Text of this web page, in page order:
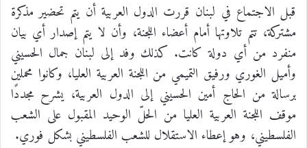
قبل الاجتماع في لبنان قررت الدول العربية أن يتم تحضير مذكرة
مشتركة، تتم تلاوتها أمام أعضاء اللجنة، وأن لا يتم إصدار أي بيان
منفرد من أي دولة كانت. كذلك وفد إلى لبنان جمال الحسيني
وأميل الغوري ورفيق التميمي من اللجنة العربية العليا، وكانوا محملين
برسالة من الحاج أمين الحسيني إلى الدول العربية، يشرح مجددًا
موقف اللجنة العربية العليا من الحلّ الوحيد المقبول على الشعب
الفلسطيني، وهو إعطاء الاستقلال للشعب الفلسطيني بشكل فوري.